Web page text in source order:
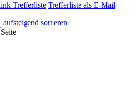
Trefferliste Trefferliste als E-Mail
aufsteigend sortieren